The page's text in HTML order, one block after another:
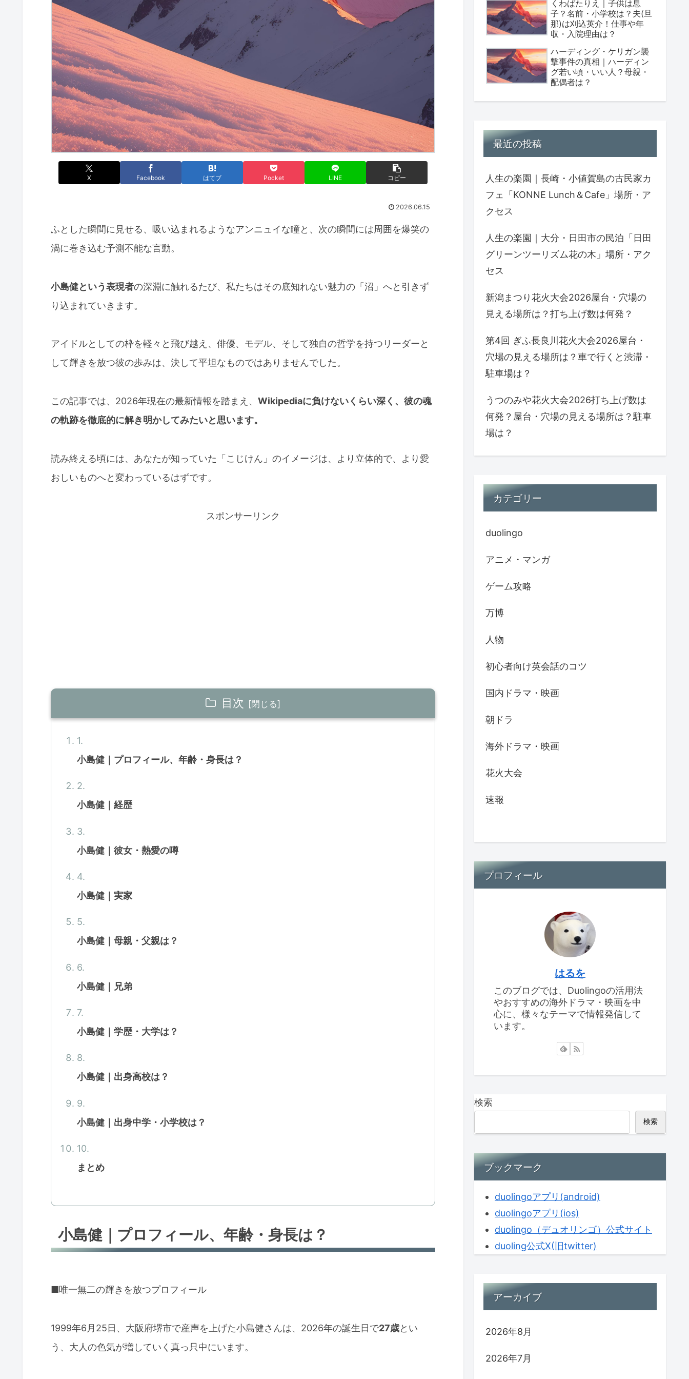
X Facebook はてブ Pocket LINE コピー
2026.06.15
ふとした瞬間に見せる、吸い込まれるようなアンニュイな瞳と、次の瞬間には周囲を爆笑の
渦に巻き込む予測不能な言動。
小島健という表現者の深淵に触れるたび、私たちはその底知れない魅力の「沼」へと引きず
り込まれていきます。
アイドルとしての枠を軽々と飛び越え、俳優、モデル、そして独自の哲学を持つリーダーと
して輝きを放つ彼の歩みは、決して平坦なものではありませんでした。
この記事では、2026年現在の最新情報を踏まえ、 Wikipediaに負けないくらい深く、彼の魂
の軌跡を徹底的に解き明かしてみたいと思います。
読み終える頃には、あなたが知っていた「こじけん」のイメージは、より立体的で、より愛
おしいものへと変わっているはずです。
スポンサーリンク
目次
小島健｜プロフィール、年齢・身長は？
小島健｜経歴
小島健｜彼女・熱愛の噂
小島健｜実家
小島健｜母親・父親は？
小島健｜兄弟
小島健｜学歴・大学は？
小島健｜出身高校は？
小島健｜出身中学・小学校は？
まとめ
小島健｜プロフィール、年齢・身長は？
■唯一無二の輝きを放つプロフィール
1999年6月25日、大阪府堺市で産声を上げた小島健さんは、2026年の誕生日で27歳とい
う、大人の色気が増していく真っ只中にいます。
くわばたりえ｜子供は息
子？名前・小学校は？夫(旦
那)は刈込英介！仕事や年
収・入院理由は？
ハーディング・ケリガン襲
撃事件の真相｜ハーディン
グ若い頃・いい人？母親・
配偶者は？
最近の投稿
人生の楽園｜長崎・小値賀島の古民家カ
フェ「KONNE Lunch＆Cafe」場所・ア
クセス
人生の楽園｜大分・日田市の民泊「日田
グリーンツーリズム花の木」場所・アク
セス
新潟まつり花火大会2026屋台・穴場の
見える場所は？打ち上げ数は何発？
第4回 ぎふ長良川花火大会2026屋台・
穴場の見える場所は？車で行くと渋滞・
駐車場は？
うつのみや花火大会2026打ち上げ数は
何発？屋台・穴場の見える場所は？駐車
場は？
カテゴリー
duolingo
アニメ・マンガ
ゲーム攻略
万博
人物
初心者向け英会話のコツ
国内ドラマ・映画
朝ドラ
海外ドラマ・映画
花火大会
速報
プロフィール
はるを
このブログでは、Duolingoの活用法
やおすすめの海外ドラマ・映画を中
心に、様々なテーマで情報発信して
います。
検索
検索
ブックマーク
duolingoアプリ(android)
duolingoアプリ(ios)
duolingo（デュオリンゴ）公式サイト
duoling公式X(旧twitter)
アーカイブ
2026年8月
2026年7月